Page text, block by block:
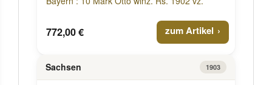
772,00 € zum Artikel
Sachsen 1903